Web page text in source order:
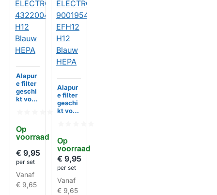
HUISMERK
Op
voorraad
Alapur
e filter
geschi
kt voor
43220
04929
Blauw
HEPA
€ 9,95
per set
Vanaf
€ 9,65
Op
voorraad
Alapur
e filter
geschi
kt voor
900195
4123
EFH12
H12
Blauw
HEPA
€ 9,95
per set
Vanaf
€ 9,65